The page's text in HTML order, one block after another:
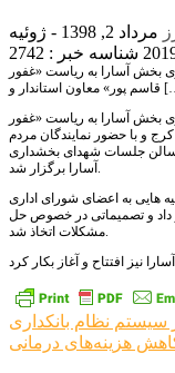
مرداد 2, 1398 - ژوئیه
شناسه خبر : 2742
بخش آسارا به ریاست «غفور
و […]
بخش آسارا به ریاست «غفور
و با حضور نمایندگان مردم
جلسات شهدای بخشداری
آسارا برگزار شد.
هایی به اعضای شورای اداری
و تصمیماتی در خصوص حل
مشکلات اتخاذ شد.
راهبری
نوشته
سیستم نظام بانکداری
هزینه‌های درمانی